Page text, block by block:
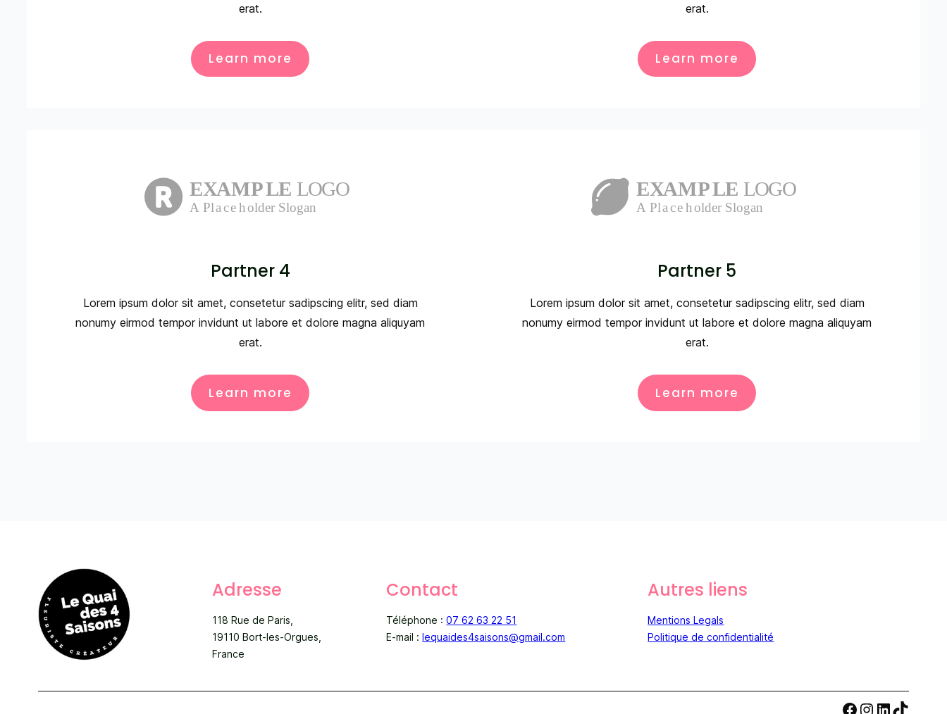
erat.
Learn more
erat.
Learn more
Partner 4
Lorem ipsum dolor sit amet, consetetur sadipscing elitr, sed diam
nonumy eirmod tempor invidunt ut labore et dolore magna aliquyam
erat.
Learn more
Partner 5
Lorem ipsum dolor sit amet, consetetur sadipscing elitr, sed diam
nonumy eirmod tempor invidunt ut labore et dolore magna aliquyam
erat.
Learn more
Adresse
118 Rue de Paris,
19110 Bort-les-Orgues,
France
Contact
Téléphone :07 62 63 22 51
E-mail :lequaides4saisons@gmail.com
Autres liens
Mentions Legals
Politique de confidentialité
Facebook
Instagram
LinkedIn
TikTok